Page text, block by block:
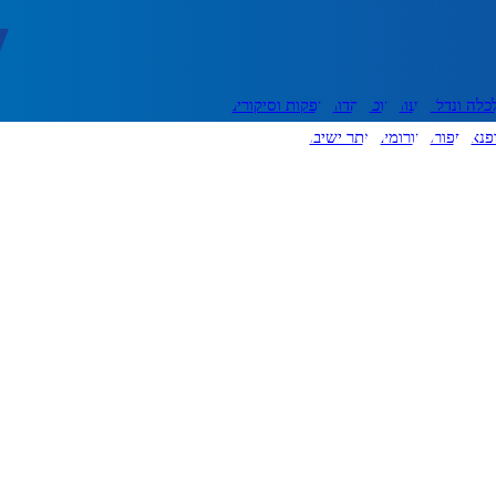
ונדל"ן דעות אוכל יהדות
הפקות וסיקורים
ספורט פורומים אתר ישיבה